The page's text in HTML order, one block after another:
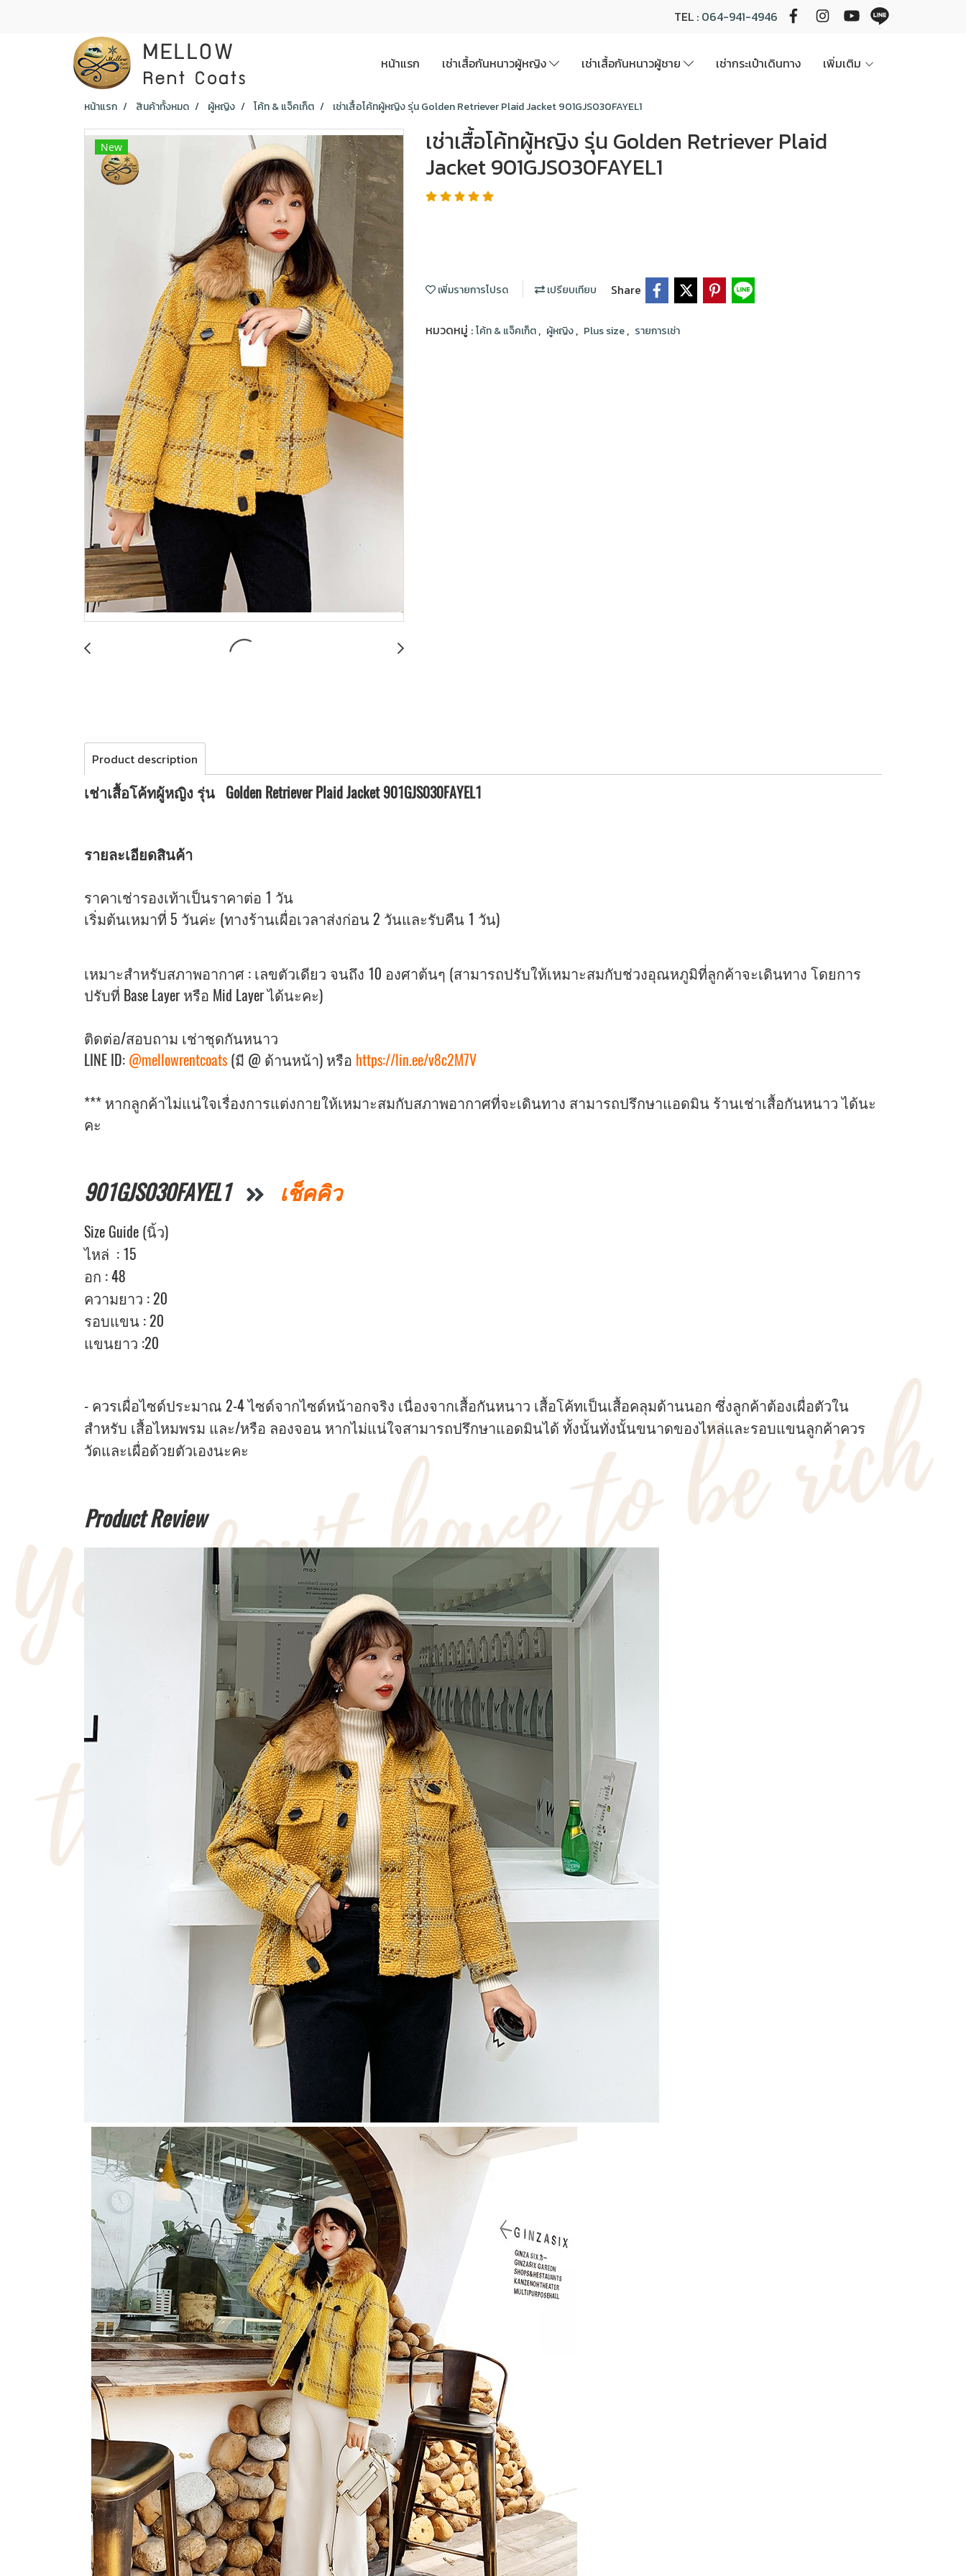
TEL : 064-941-4946
หน้าแรก เช่าเสื้อกันหนาวผู้หญิง เช่าเสื้อกันหนาวผู้ชาย เช่ากระเป๋าเดินทาง เพิ่มเติม
หน้าแรก สินค้าทั้งหมด ผู้หญิง โค้ท & แจ็คเก็ต เช่าเสื้อโค้ทผู้หญิง รุ่น Golden Retriever Plaid Jacket 901GJS030FAYEL1
New
เช่าเสื้อโค้ทผู้หญิง รุ่น Golden Retriever Plaid
Jacket 901GJS030FAYEL1
เพิ่มรายการโปรด เปรียบเทียบ Share
หมวดหมู่ :โค้ท & แจ็คเก็ต, ผู้หญิง, Plus size, รายการเช่า
Product description
เช่าเสื้อโค้ทผู้หญิง รุ่น Golden Retriever Plaid Jacket 901GJS030FAYEL1
รายละเอียดสินค้า
ราคาเช่ารองเท้าเป็นราคาต่อ 1 วัน
เริ่มต้นเหมาที่ 5 วันค่ะ (ทางร้านเผื่อเวลาส่งก่อน 2 วันและรับคืน 1 วัน)
เหมาะสำหรับสภาพอากาศ : เลขตัวเดียว จนถึง 10 องศาต้นๆ (สามารถปรับให้เหมาะสมกับช่วงอุณหภูมิที่ลูกค้าจะเดินทาง โดยการ
ปรับที่ Base Layer หรือ Mid Layer ได้นะคะ)
ติดต่อ/สอบถาม เช่าชุดกันหนาว
LINE ID: @mellowrentcoats (มี @ ด้านหน้า) หรือ https://lin.ee/v8c2M7V
*** หากลูกค้าไม่แน่ใจเรื่องการแต่งกายให้เหมาะสมกับสภาพอากาศที่จะเดินทาง สามารถปรึกษาแอดมิน ร้านเช่าเสื้อกันหนาว ได้นะ
คะ
901GJS030FAYEL1 เช็คคิว
Size Guide (นิ้ว)
ไหล่ : 15
อก : 48
ความยาว : 20
รอบแขน : 20
แขนยาว :20
- ควรเผื่อไซด์ประมาณ 2-4 ไซด์จากไซด์หน้าอกจริง เนื่องจากเสื้อกันหนาว เสื้อโค้ทเป็นเสื้อคลุมด้านนอก ซึ่งลูกค้าต้องเผื่อตัวใน
สำหรับ เสื้อไหมพรม และ/หรือ ลองจอน หากไม่แน่ใจสามารถปรึกษาแอดมินได้ ทั้งนั้นทั่งนั้นขนาดของไหล่และรอบแขนลูกค้าควร
วัดและเผื่อด้วยตัวเองนะคะ
Product Review